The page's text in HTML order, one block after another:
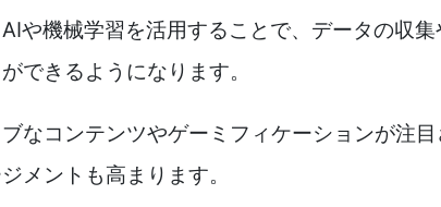
や機械学習を活用することで、データの収
できるようになります。
なコンテンツやゲーミフィケーションが注目
メントも高まります。